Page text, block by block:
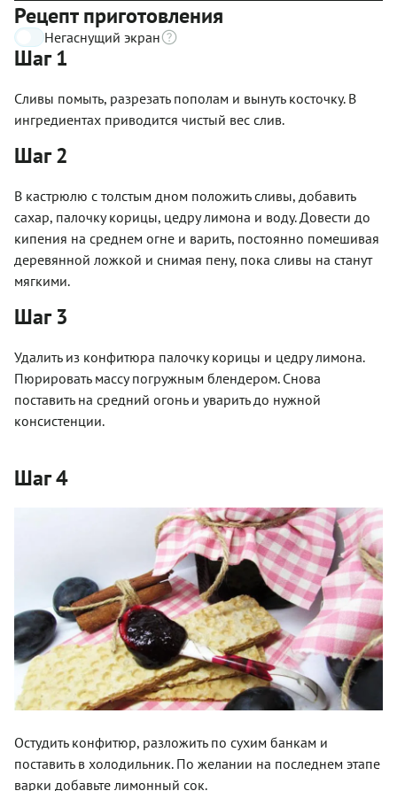
Рецепт приготовления
Негаснущий экран
Шаг 1
Сливы помыть, разрезать пополам и вынуть косточку. В
ингредиентах приводится чистый вес слив.
Шаг 2
В кастрюлю с толстым дном положить сливы, добавить
сахар, палочку корицы, цедру лимона и воду. Довести до
кипения на среднем огне и варить, постоянно помешивая
деревянной ложкой и снимая пену, пока сливы на станут
мягкими.
Шаг 3
Удалить из конфитюра палочку корицы и цедру лимона.
Пюрировать массу погружным блендером. Cнова
поставить на средний огонь и уварить до нужной
консистенции.
Шаг 4
Остудить конфитюр, разложить по сухим банкам и
поставить в холодильник. По желании на последнем этапе
варки добавьте лимонный сок.